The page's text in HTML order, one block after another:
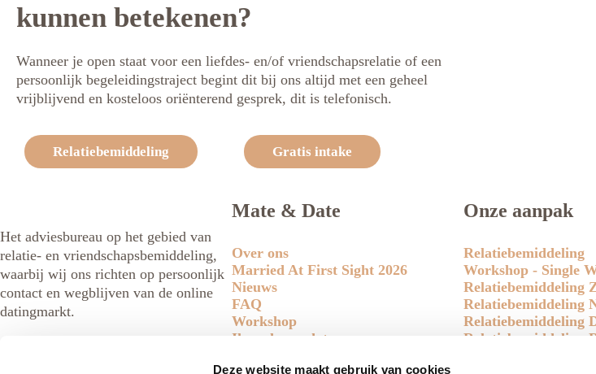
Deze website maakt gebruik van cookies
kunnen betekenen?
Wanneer je open staat voor een liefdes- en/of vriendschapsrelatie of een
persoonlijk begeleidingstraject begint dit bij ons altijd met een geheel
vrijblijvend en kosteloos oriënterend gesprek, dit is telefonisch.
Relatiebemiddeling Gratis intake
Het adviesbureau op het gebied van
relatie- en vriendschapsbemiddeling,
waarbij wij ons richten op persoonlijk
contact en wegblijven van de online
datingmarkt.
Mate & Date
Over ons
Married At First Sight 2026
Nieuws
FAQ
Workshop
Ik zoek een date
Onze aanpak
Relatiebemiddeling
Workshop - Single
Relatiebemiddeling
Relatiebemiddeling
Relatiebemiddeling
Relatiebemiddeling